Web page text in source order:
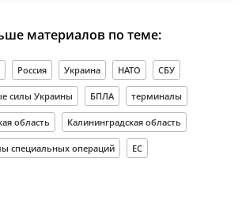
материалов по теме:
Россия Украина НАТО СБУ
силы Украины БПЛА терминалы
область Калининградская область
специальных операций ЕС